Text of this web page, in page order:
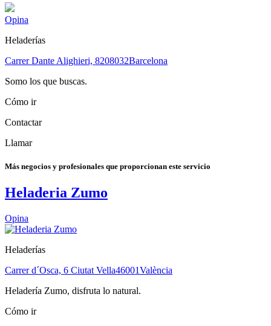
Opina
Heladerías
Carrer Dante Alighieri, 8208032Barcelona
Somo los que buscas.
Cómo ir
Contactar
Llamar
Más negocios y profesionales que proporcionan este servicio
Heladeria Zumo
Opina
Heladerías
Carrer d´Osca, 6 Ciutat Vella46001València
Heladería Zumo, disfruta lo natural.
Cómo ir